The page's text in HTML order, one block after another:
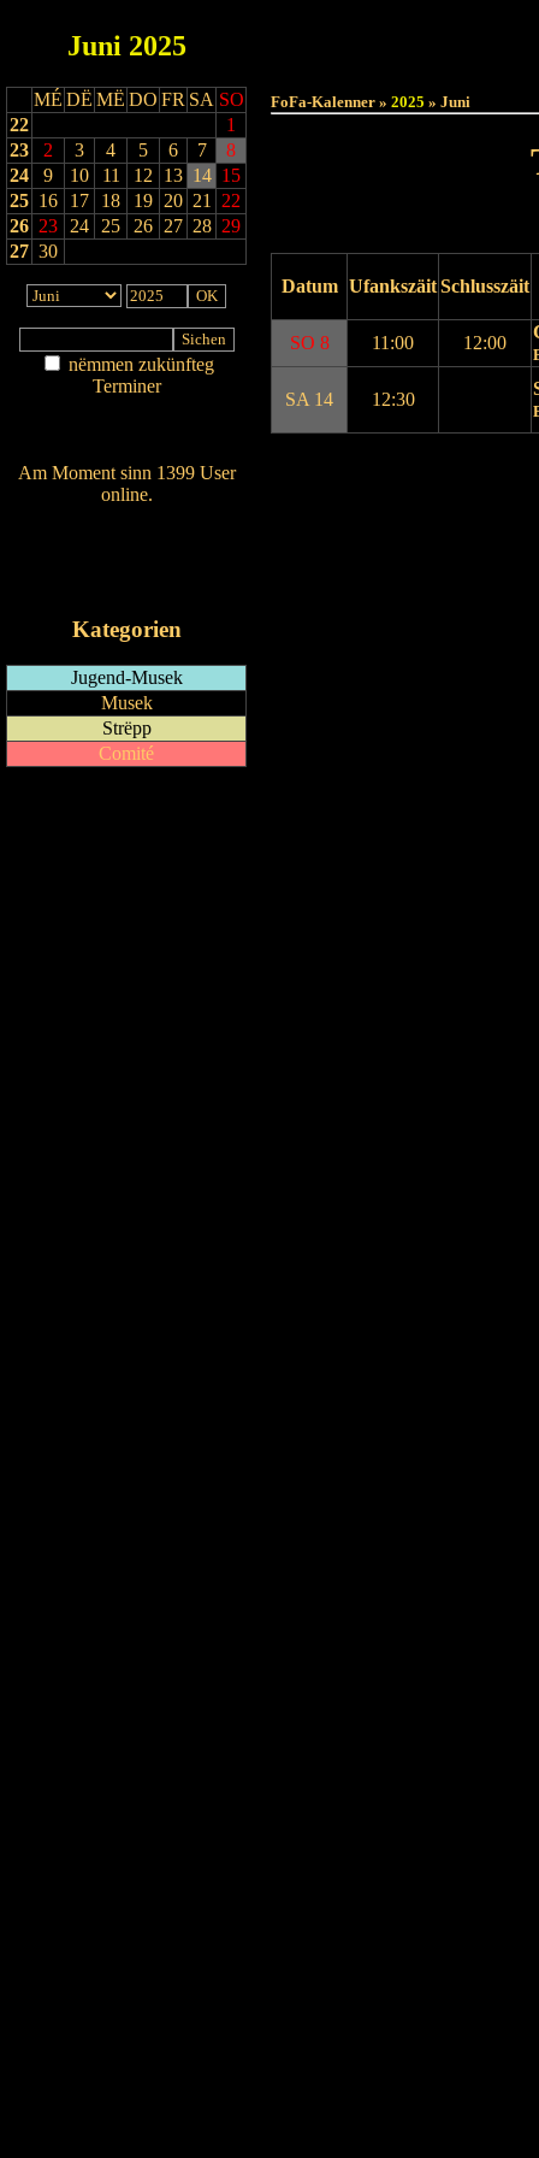
Juni 2025
MÉ DË MË DO FR SA SO
22
1
23
2 3 4 5 6 7
8
24
9 10 11 12 13 14 15
25 16 17 18 19 20 21
22
26 23 24 25 26 27 28 29
27 30
nëmmen zukünfteg
Terminer
Am Moment sinn 1399 User
online.
Kategorien
Jugend-Musek
Musek
Strëpp
Comité
FoFa-Kalenner » 2025 » Juni
Datum UfankszäitSchlusszäit
SO 8 11:00 12:00
SA 14 12:30